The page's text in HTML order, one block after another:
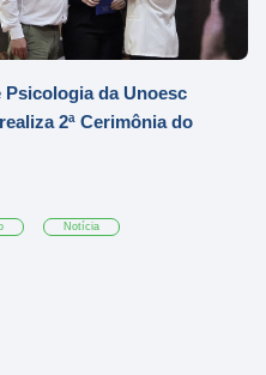
Psicologia da Unoesc
2ª Cerimônia do
Notícia